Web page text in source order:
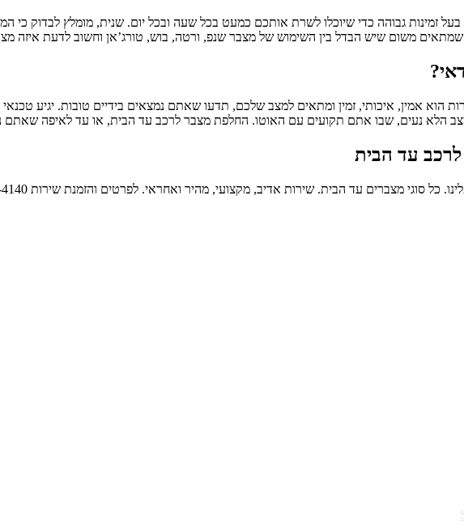
זמינות גבוהה כדי שיוכלו לשרת אותכם כמעט בכל שעה ובכל יום. שנית, מומלץ לבדוק
שמתאים משום שיש הבדל בין השימוש של מצבר שנפ, ורטה, בוש, טורג’אן וחשוב לדעת איזה
הוא אמין, איכותי, זמין ומתאים למצב שלכם, תדעו שאתם נמצאים בידיים טובות. יגיע
הלא נעים, שבו אתם תקועים עם האוטו. החלפת מצבר לרכב עד הבית, או עד לאיפה
עד הבית
עד הבית. שירות אדיב, מקצועי, מהיר ואחראי. לפרטים והזמנת שירות 074-771-4140, עם סטארט בחיים לא תתקעו.